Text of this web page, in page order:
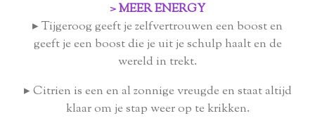
> MEER ENERGY
▸ Tijgeroog geeft je zelfvertrouwen een boost en
geeft je een boost die je uit je schulp haalt en de
wereld in trekt.
▸ Citrien is een en al zonnige vreugde en staat altijd
klaar om je stap weer op te krikken.